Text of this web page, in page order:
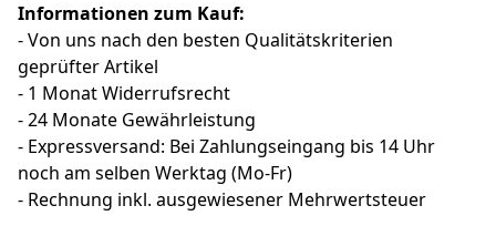
Informationen zum Kauf:
- Von uns nach den besten Qualitätskriterien
geprüfter Artikel
- 1 Monat Widerrufsrecht
- 24 Monate Gewährleistung
- Expressversand: Bei Zahlungseingang bis 14 Uhr
noch am selben Werktag (Mo-Fr)
- Rechnung inkl. ausgewiesener Mehrwertsteuer